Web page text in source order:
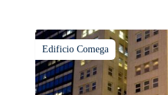
Edificio Comega